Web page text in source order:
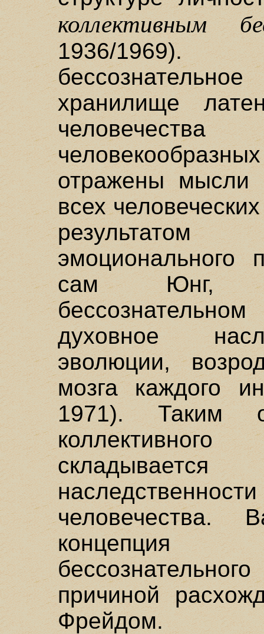
коллективным
1936/
хранилище
отражены мысли
всех
эмоционального
сам Юнг, "в
духовное
эволюции,
мозга каждого
1971). Таким
человечества.
концепция
причиной
Фрейдом.